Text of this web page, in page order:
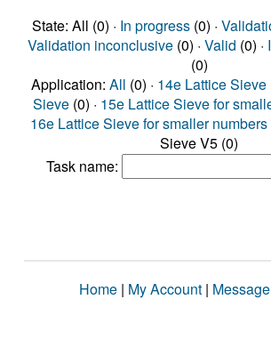
State: All (0) · In progress(0) ·
Validation inconclusive(0) · Valid (0) ·
(0)
Application: All (0) · 14e Lattice Sieve
Sieve (0) · 15e Lattice Sieve for
16e Lattice Sieve for smaller numbers
Sieve V5 (0)
Task name:
Home | My Account |